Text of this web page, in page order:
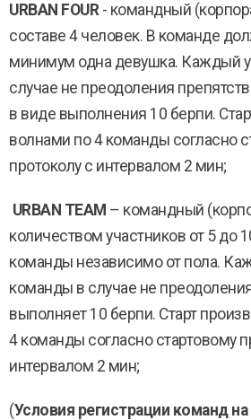
URBAN FOUR- командный
составе 4 человек. В команде
минимум одна девушка. Каждый
случае не преодоления
в виде выполнения 10 берпи.
волнами по 4 команды согласно
протоколу с интервалом 2 мин;
URBAN TEAM – командный
количеством участников от 5 до
команды независимо от пола.
команды в случае не
выполняет 10 берпи. Старт
4 команды согласно стартовому
интервалом 2 мин;
(Условия регистрации команд на